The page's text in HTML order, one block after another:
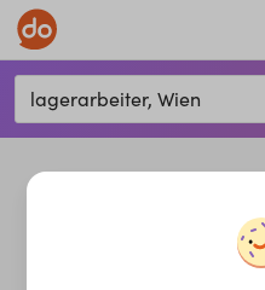
lagerarbeiter, Wien